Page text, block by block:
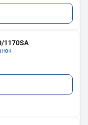
1170SA